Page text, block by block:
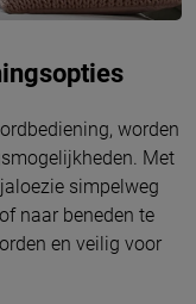
worden
Met
simpelweg
naar beneden te
en veilig voor